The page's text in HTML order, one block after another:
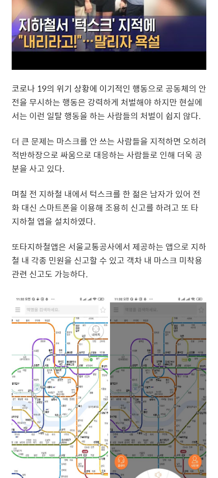
코로나 19의 위기 상황에 이기적인 행동으로 공동체의 안
전을 무시하는 행동은 강력하게 처벌해야 하지만 현실에
서는 이런 일탈 행동을 하는 사람들의 처벌이 쉽지 않다.
더 큰 문제는 마스크를 안 쓰는 사람들을 지적하면 오히려
적반하장으로 싸움으로 대응하는 사람들로 인해 더욱 공
분을 사고 있다.
며칠 전 지하철 내에서 턱스크를 한 젊은 남자가 있어 전
화 대신 스마트폰을 이용해 조용히 신고를 하려고 또 타
지하철 앱을 설치하였다.
또타지하철앱은 서울교통공사에서 제공하는 앱으로 지하
철 내 각종 민원을 신고할 수 있고 객차 내 마스크 미착용
관련 신고도 가능하다.